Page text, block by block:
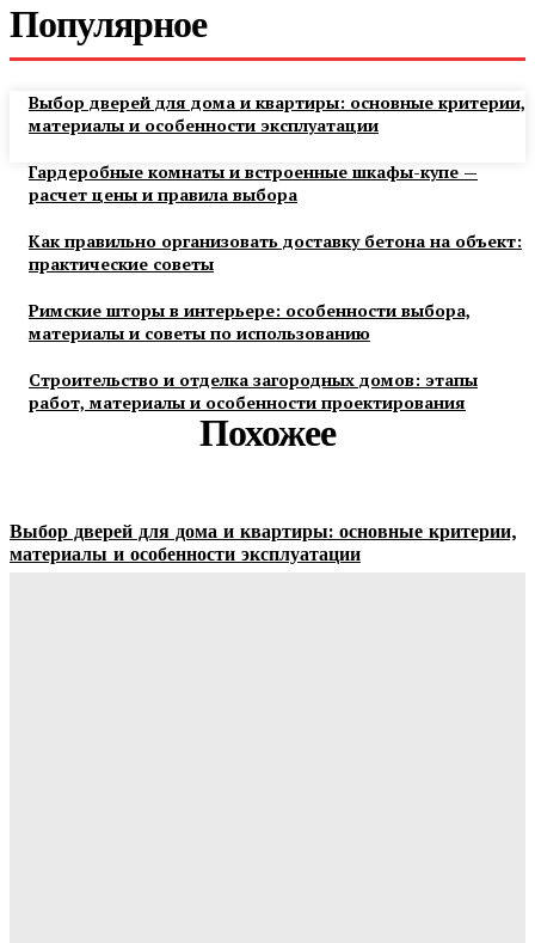
Популярное
Выбор дверей для дома и квартиры: основные критерии,
материалы и особенности эксплуатации
Гардеробные комнаты и встроенные шкафы-купе —
расчет цены и правила выбора
Как правильно организовать доставку бетона на объект:
практические советы
Римские шторы в интерьере: особенности выбора,
материалы и советы по использованию
Строительство и отделка загородных домов: этапы
работ, материалы и особенности проектирования
Похожее
Выбор дверей для дома и квартиры: основные критерии,
материалы и особенности эксплуатации